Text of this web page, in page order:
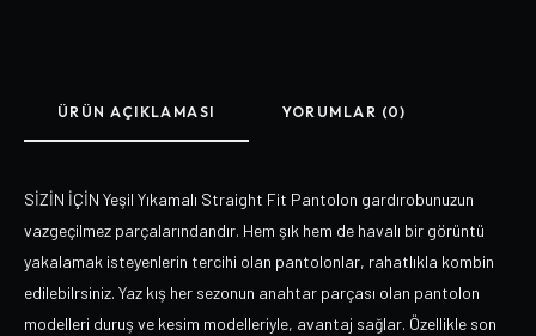
ÜRÜN AÇIKLAMASI YORUMLAR (0)
SİZİN İÇİN Yeşil Yıkamalı Straight Fit Pantolon gardırobunuzun
vazgeçilmez parçalarındandır. Hem şık hem de havalı bir görüntü
yakalamak isteyenlerin tercihi olan pantolonlar, rahatlıkla kombin
edilebilrsiniz. Yaz kış her sezonun anahtar parçası olan pantolon
modelleri duruş ve kesim modelleriyle, avantaj sağlar. Özellikle son